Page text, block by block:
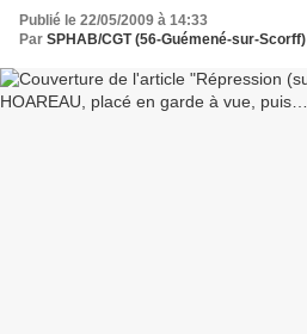
Publié le 22/05/2009 à 14:33
Par SPHAB/CGT (56-Guémené-sur-Scorff)